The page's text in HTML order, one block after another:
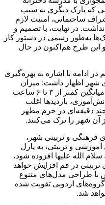
که پارک دیگری به سبب
ساختمانی، امنیت لازم
در نهایت، با تصمیم و
به‌طور رسمی در دستور کار
و این طرح هم‌اکنون در حال
در ادامه با اشاره به بهره‌گیری
شهر اظهار داشت: میزان
ماندگاری گردشگران در قم به‌طور میانگین کمتر از ۳ تا ۶ ساعت
بازدیدها اغلب
دقیقه‌ای در حرم مطهر
شهر را ترک می‌کنند.
و تربیتی شهر،
و تربیتی، به پازل
الله علیها افزوده شود،
در قم افزایش خواهد
با طراحی مدل‌های متنوع
اردویی تقویت شده
شد.